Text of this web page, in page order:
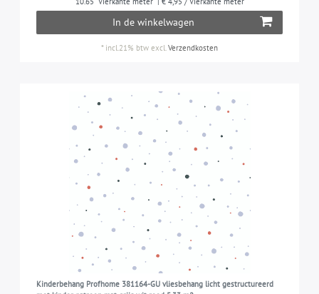
In de winkelwagen
* incl.21% btw excl.Verzendkosten
Kinderbehang Profhome 381164-GU vliesbehang licht gestructureerd